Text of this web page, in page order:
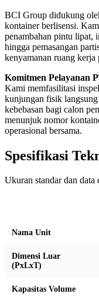
BCI Group didukung
kontainer berlisensi.
penambahan pintu lipat,
hingga pemasangan
kenyamanan ruang
Komitmen Pelayanan
Kami memfasilitasi
kunjungan fisik
kebebasan bagi calon
menunjuk nomor
operasional bersama.
Spesifikasi
Ukuran standar dan
Nama Unit
Dimensi Luar
(PxLxT)
Kapasitas Volume